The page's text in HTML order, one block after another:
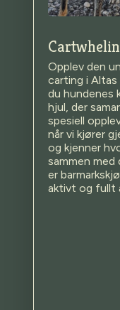
Opplev den
carting i
du hundenes
hjul, der
spesiell
når vi kjører
og kjenner
sammen
er
aktivt og fullt